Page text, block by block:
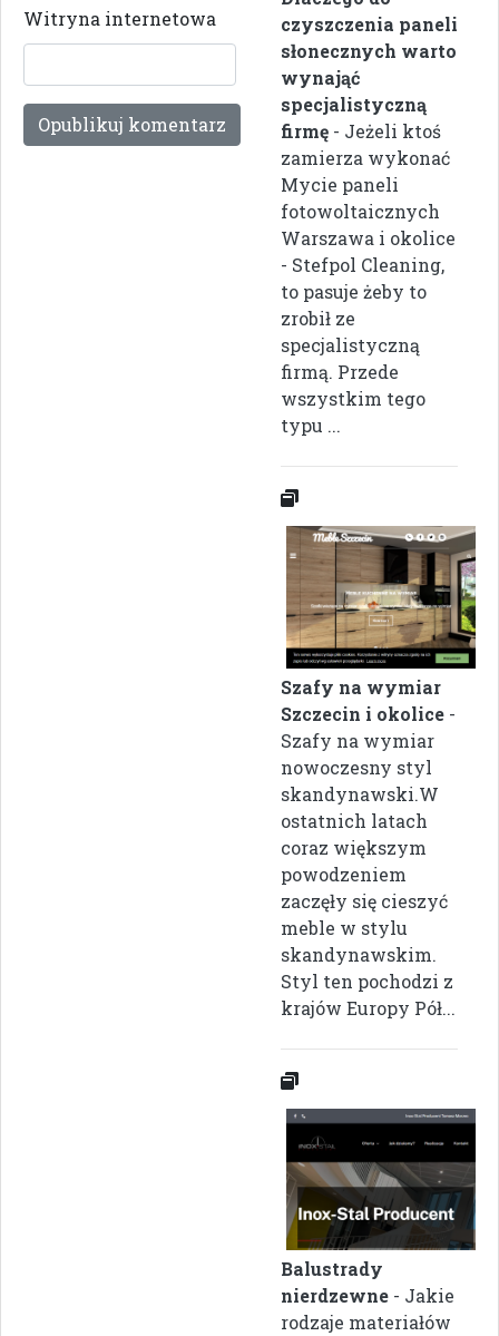
Witryna internetowa
czyszczenia paneli
słonecznych warto
wynająć
specjalistyczną
firmę - Jeżeli ktoś
zamierza wykonać
Mycie paneli
fotowoltaicznych
Warszawa i okolice
- Stefpol Cleaning,
to pasuje żeby to
zrobił ze
specjalistyczną
firmą. Przede
wszystkim tego
typu ...
Szafy na wymiar
Szczecin i okolice -
Szafy na wymiar
nowoczesny styl
skandynawski.W
ostatnich latach
coraz większym
powodzeniem
zaczęły się cieszyć
meble w stylu
skandynawskim.
Styl ten pochodzi z
krajów Europy Pół...
Balustrady
nierdzewne - Jakie
rodzaje materiałów